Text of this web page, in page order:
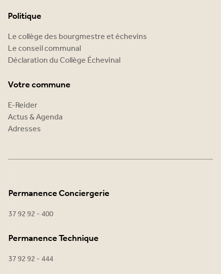
Politique
Le collège des bourgmestre et échevins
Le conseil communal
Déclaration du Collège Échevinal
Votre commune
E-Reider
Actus & Agenda
Adresses
Permanence Conciergerie
37 92 92 - 400
Permanence Technique
37 92 92 - 444